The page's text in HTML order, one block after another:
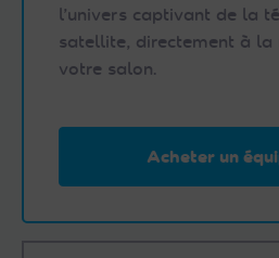
l’univers captivant de la
satellite, directement à la
votre salon.
Acheter un